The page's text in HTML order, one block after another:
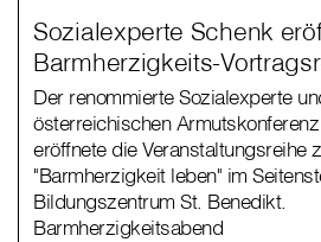
Sozialexperte Schenk
Barmherzigkeits-
Der renommierte Sozialexperte
österreichischen
eröffnete die Veranstaltungsreihe
"Barmherzigkeit leben" im
Bildungszentrum St. Benedikt.
Barmherzigkeitsabend